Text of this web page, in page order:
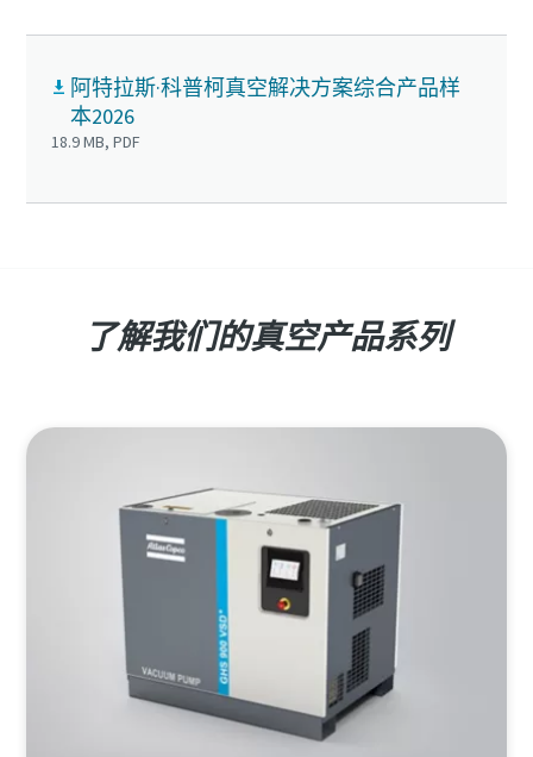
即刻订购
真空售后 防伪标签 全新改版
“六边形战士” 正式出击
验证真伪
阿特拉斯·科普柯入驻京东平台
真空泵及真空备件 一键下单 轻松订购
即刻订购
真空售后 防伪标签 全新改版
“六边形战士” 正式出击
真空售后 防伪标签 全新改版
“六边形战士” 正式出击
验证真伪
即刻订购
真空售后 防伪标签 全新改版
“六边形战士” 正式出击
验证真伪
阿特拉斯·科普柯真空解决方案综合产品样
本2026
18.9 MB, PDF
了解我们的真空产品系列
城市
提交此请求后，阿特拉斯·科普柯
将能够通过收集的信息与您取得
联系。获取更多信息，请参阅我
们的隐私政策。
我已阅读并接受该隐私政策
同意按上述隐私政策规定跨
城市
提交此请求后，阿特拉斯·科普柯
将能够通过收集的信息与您取得
联系。获取更多信息，请参阅我
们的隐私政策。
我已阅读并接受该隐私政策
同意按上述隐私政策规定跨
城市
提交此请求后，阿特拉斯·科普柯
将能够通过收集的信息与您取得
联系。获取更多信息，请参阅我
们的隐私政策。
我已阅读并接受该隐私政策
同意按上述隐私政策规定跨